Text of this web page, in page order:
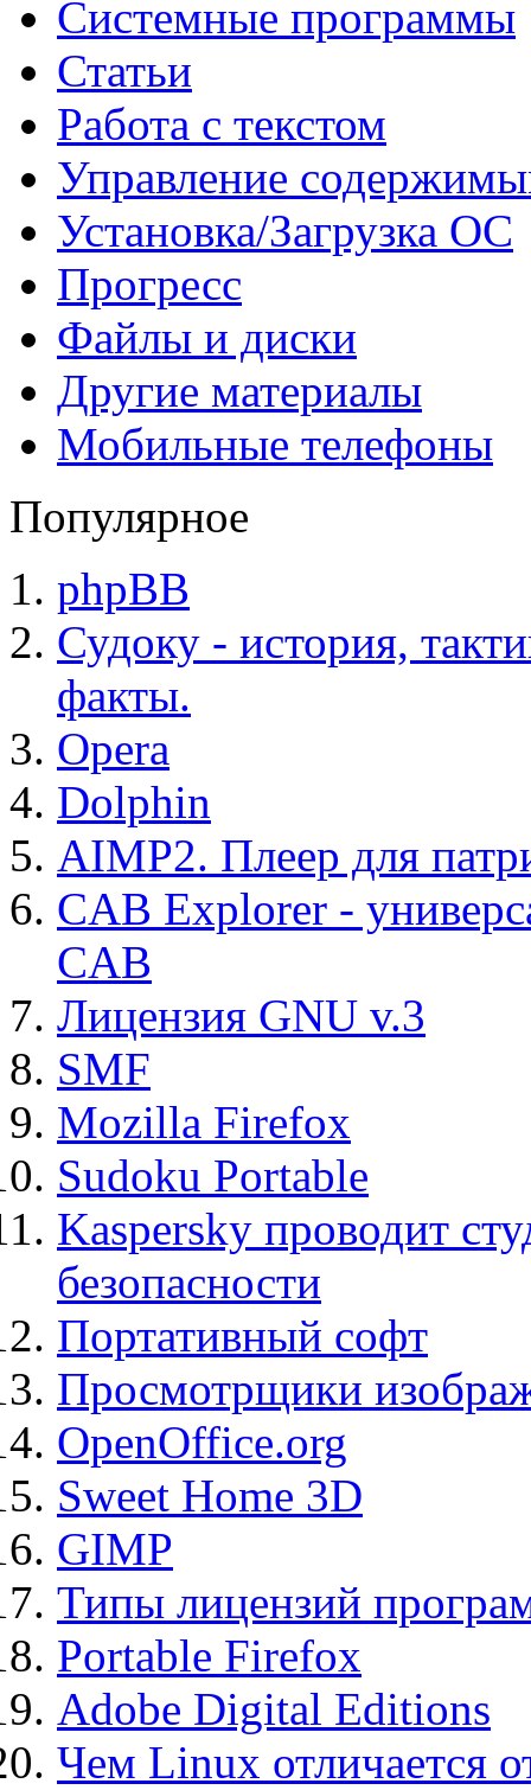
Системные программы
Статьи
Работа с текстом
Управление
Установка/Загрузка ОС
Прогресс
Файлы и диски
Другие материалы
Мобильные телефоны
Популярное
phpBB
Судоку - история,
факты.
Opera
Dolphin
AIMP2. Плеер для
CAB Explorer -
CAB
Лицензия GNU v.3
SMF
Mozilla Firefox
Sudoku Portable
Kaspersky проводит
безопасности
Портативный софт
Просмотрщики
OpenOffice.org
Sweet Home 3D
GIMP
Типы лицензий
Portable Firefox
Adobe Digital Editions
Чем Linux отличается